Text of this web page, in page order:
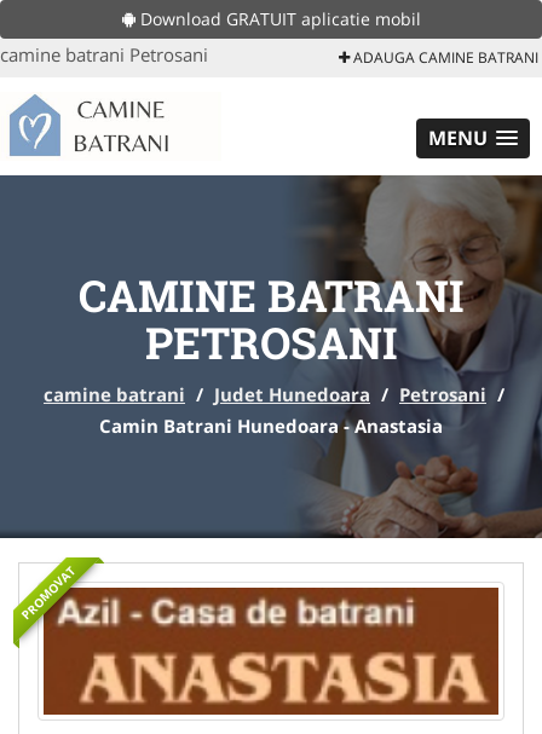
Download GRATUIT aplicatie mobil
camine batrani Petrosani ADAUGA CAMINE BATRANI
MENU
CAMINE BATRANI
PETROSANI
camine batrani / Judet Hunedoara / Petrosani /
Camin Batrani Hunedoara - Anastasia
PROMOVAT